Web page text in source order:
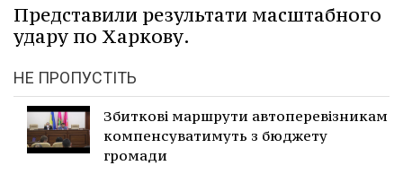
Представили результати масштабного
удару по Харкову.
НЕ ПРОПУСТІТЬ
Збиткові маршрути автоперевізникам
компенсуватимуть з бюджету
громади